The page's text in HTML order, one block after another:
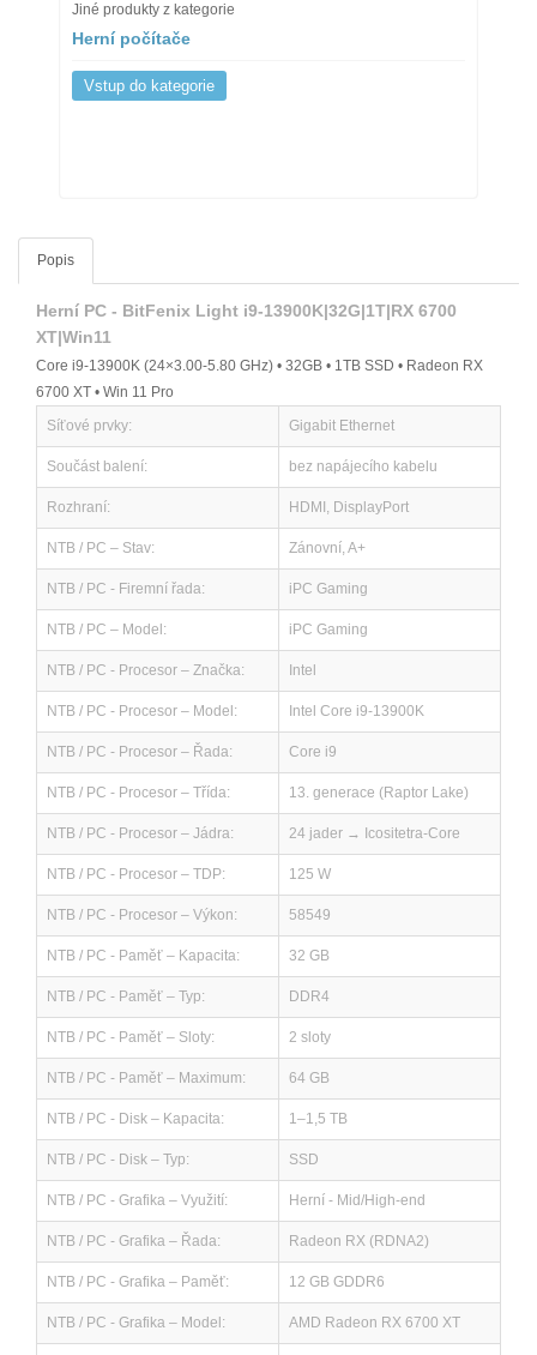
Jiné produkty z kategorie
Herní počítače
Vstup do kategorie
Popis
Herní PC - BitFenix Light i9-13900K|32G|1T|RX 6700
XT|Win11
Core i9-13900K (24×3.00-5.80 GHz) • 32GB • 1TB SSD • Radeon RX
6700 XT • Win 11 Pro
Síťové prvky:
Gigabit Ethernet
Součást balení: bez napájecího kabelu
Rozhraní: HDMI, DisplayPort
NTB / PC – Stav: Zánovní, A+
NTB / PC - Firemní řada: iPC Gaming
NTB / PC – Model: iPC Gaming
NTB / PC - Procesor – Značka: Intel
NTB / PC - Procesor – Model: Intel Core i9-13900K
NTB / PC - Procesor – Řada: Core i9
NTB / PC - Procesor – Třída: 13. generace (Raptor Lake)
NTB / PC - Procesor – Jádra: 24 jader → Icositetra-Core
NTB / PC - Procesor – TDP: 125 W
NTB / PC - Procesor – Výkon: 58549
NTB / PC - Paměť – Kapacita: 32 GB
NTB / PC - Paměť – Typ: DDR4
NTB / PC - Paměť – Sloty: 2 sloty
NTB / PC - Paměť – Maximum: 64 GB
NTB / PC - Disk – Kapacita: 1–1,5 TB
NTB / PC - Disk – Typ: SSD
NTB / PC - Grafika – Využití: Herní - Mid/High-end
NTB / PC - Grafika – Řada: Radeon RX (RDNA2)
NTB / PC - Grafika – Paměť: 12 GB GDDR6
NTB / PC - Grafika – Model: AMD Radeon RX 6700 XT